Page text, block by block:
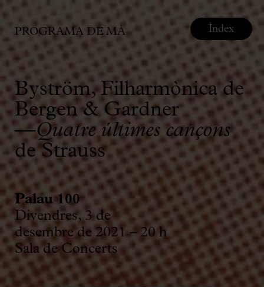
PROGRAMA DE MÀ
Byström, Filharmònica de
Bergen & Gardner
—Quatre últimes cançons
de Strauss
Palau 100
Divendres, 3 de
desembre de 2021 – 20 h
Sala de Concerts
Índex